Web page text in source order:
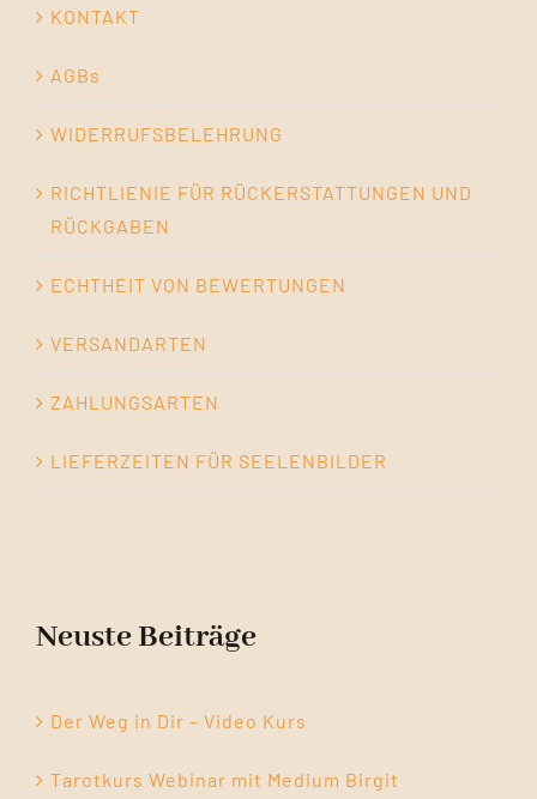
KONTAKT
AGBs
WIDERRUFSBELEHRUNG
RICHTLIENIE FÜR RÜCKERSTATTUNGEN UND
RÜCKGABEN
ECHTHEIT VON BEWERTUNGEN
VERSANDARTEN
ZAHLUNGSARTEN
LIEFERZEITEN FÜR SEELENBILDER
Neuste Beiträge
Der Weg in Dir – Video Kurs
Tarotkurs Webinar mit Medium Birgit